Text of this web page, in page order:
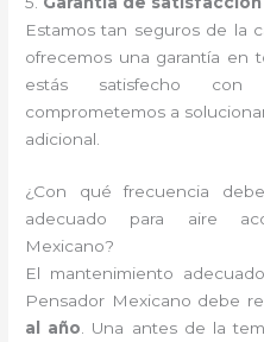
Estamos tan seguros de la
ofrecemos una garantía en
estás satisfecho con
comprometemos a
adicional.
¿Con qué frecuencia
adecuado para aire
Mexicano?
El mantenimiento
Pensador Mexicano debe
al año. Una antes de la